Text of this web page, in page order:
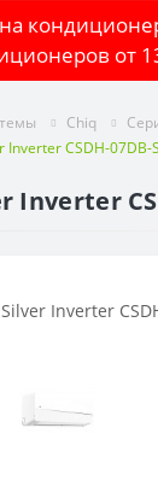
от
Chiq
Inverter CSDH-07DB-S
Inverter